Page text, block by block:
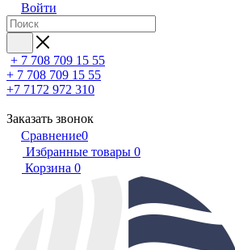
Войти
+ 7 708 709 15 55
+ 7 708 709 15 55
+7 7172 972 310
Заказать звонок
Сравнение0
Избранные товары 0
Корзина 0